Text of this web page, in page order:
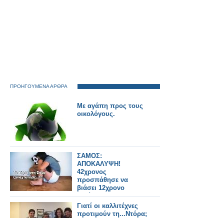
ΠΡΟΗΓΟΥΜΕΝΑ ΑΡΘΡΑ
Με αγάπη προς τους
οικολόγους.
ΣΑΜΟΣ:
ΑΠΟΚΑΛΥΨΗ!
42χρονος
προσπάθησε να
βιάσει 12χρονο
κορίτσι!
Γιατί οι καλλιτέχνες
προτιμούν τη...Ντόρα;